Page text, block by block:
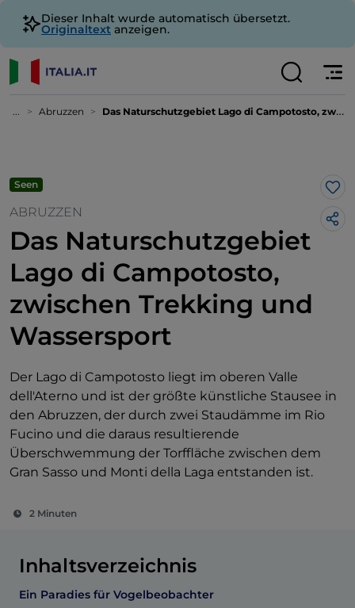
Dieser Inhalt wurde automatisch übersetzt.
Originaltext anzeigen.
... Abruzzen Das Naturschutzgebiet Lago di Campotosto, zwischen Trekking und Wassersport
Seen
ABRUZZEN
Das Naturschutzgebiet
Lago di Campotosto,
zwischen Trekking und
Wassersport
Der Lago di Campotosto liegt im oberen Valle
dell'Aterno und ist der größte künstliche Stausee in
den Abruzzen, der durch zwei Staudämme im Rio
Fucino und die daraus resultierende
Überschwemmung der Torffläche zwischen dem
Gran Sasso und Monti della Laga entstanden ist.
2 Minuten
Inhaltsverzeichnis
Ein Paradies für Vogelbeobachter